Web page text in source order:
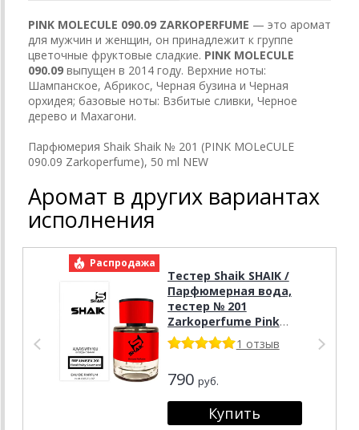
PINK MOLECULE 090.09 ZARKOPERFUME — это аромат
для мужчин и женщин, он принадлежит к группе
цветочные фруктовые сладкие. PINK MOLECULE
090.09 выпущен в 2014 году. Верхние ноты:
Шампанское, Абрикос, Черная бузина и Черная
орхидея; базовые ноты: Взбитые сливки, Черное
дерево и Махагони.
Парфюмерия Shaik Shaik № 201 (PINK MOLeCULE
090.09 Zarkoperfume), 50 ml NEW
Аромат в других вариантах
исполнения
Распродажа
Тестер Shaik SHAIK /
Парфюмерная вода,
тестер № 201
Zarkoperfume Pink
Molecul 090.09, 25 мл.
Tester
1 отзыв
790 руб.